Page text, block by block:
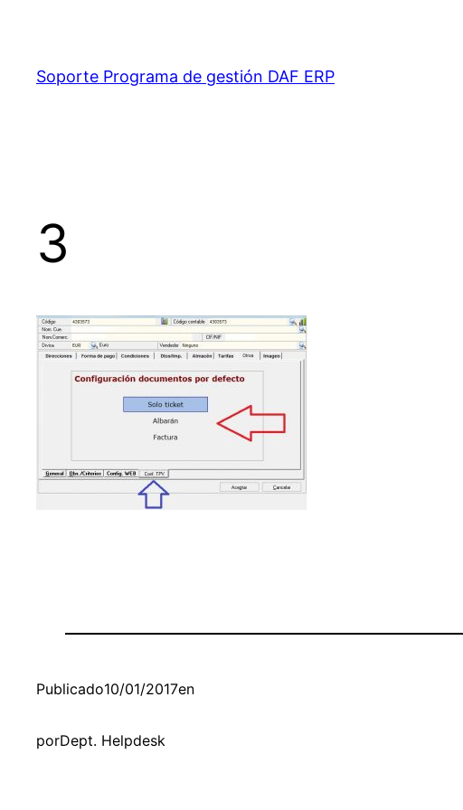
contenido
Soporte Programa de gestión DAF ERP
3
Publicado10/01/2017en
porDept. Helpdesk